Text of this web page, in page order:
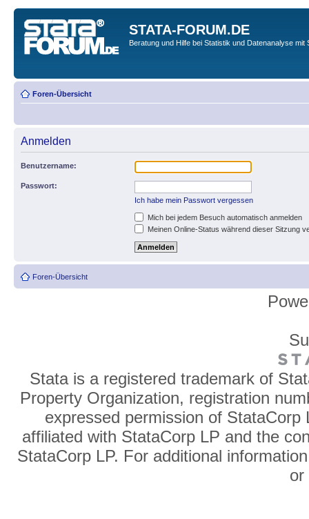
STATA-FORUM.DE
Beratung und Hilfe bei Statistik und Datenanalyse mit
Foren-Übersicht
Anmelden
Benutzername:
Passwort:
Ich habe mein Passwort vergessen
Mich bei jedem Besuch automatisch anmelden
Meinen Online-Status während dieser Sitzung
Foren-Übersicht
Stata is a registered trademark of
Property Organization, registration
expressed permission of
affiliated with StataCorp LP and the
StataCorp LP. For additional
or